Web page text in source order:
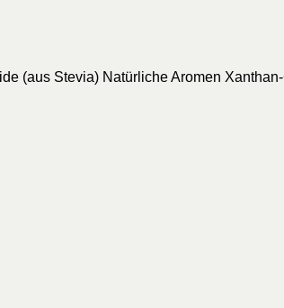
(aus Stevia) Natürliche Aromen